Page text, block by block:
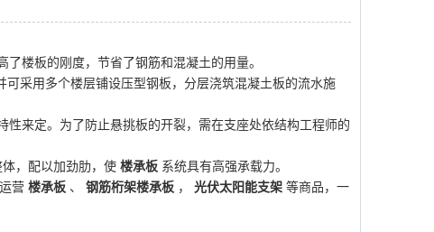
了楼板的刚度，节省了钢筋和混凝土的用量。
采用多个楼层铺设压型钢板，分层浇筑混凝土板的流水施
性来定。为了防止悬挑板的开裂，需在支座处依结构工程师的
，配以加劲肋，使 楼承板 系统具有高强承载力。
营 楼承板 、 钢筋桁架楼承板 ， 光伏太阳能支架 等商品，一